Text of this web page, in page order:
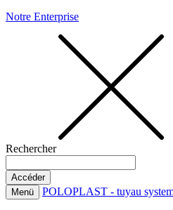
Notre Enterprise
Rechercher
Menü POLOPLAST - tuyau